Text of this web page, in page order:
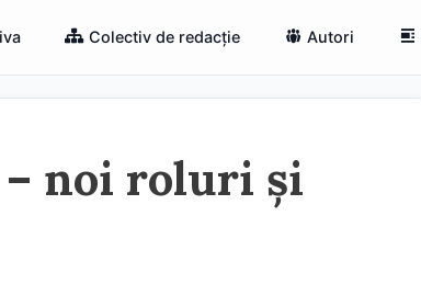
Colectiv de redacție Autori
noi roluri și